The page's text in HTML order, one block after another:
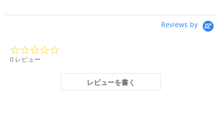
Reviews by
0 レビュー
レビューを書く